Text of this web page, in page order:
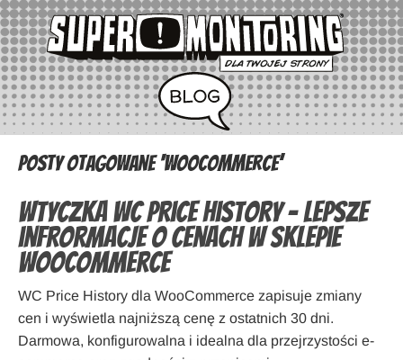
Posty otagowane ‘WooCommerce’
Wtyczka WC Price History – lepsze
infrormacje o cenach w sklepie
WooCommerce
WC Price History dla WooCommerce zapisuje zmiany
cen i wyświetla najniższą cenę z ostatnich 30 dni.
Darmowa, konfigurowalna i idealna dla przejrzystości e-